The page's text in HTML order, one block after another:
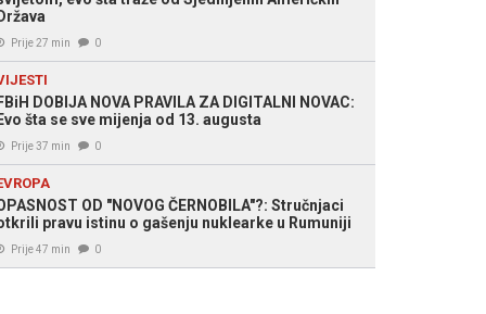
Prije 27 min 0
DOBIJA NOVA PRAVILA ZA DIGITALNI NOVAC:
šta se sve mijenja od 13. augusta
Prije 37 min 0
OD "NOVOG ČERNOBILA"?: Stručnjaci
pravu istinu o gašenju nuklearke u Rumuniji
Prije 47 min 0